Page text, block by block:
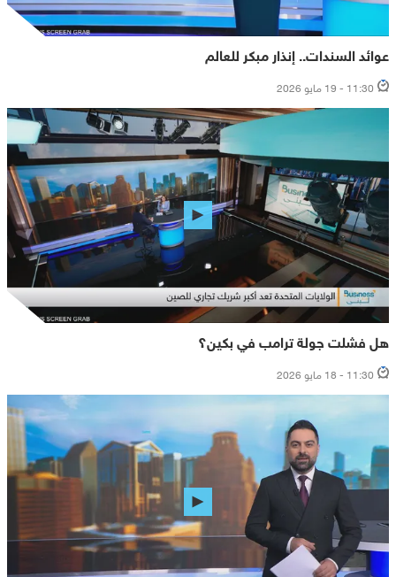
عوائد السندات.. إنذار مبكر للعالم
11:30 - 19 مايو 2026
هل فشلت جولة ترامب في بكين؟
11:30 - 18 مايو 2026